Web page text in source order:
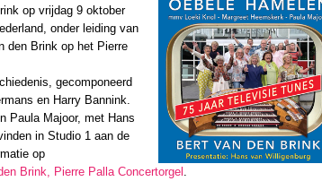
op vrijdag 9 oktober
onder leiding van
den Brink op het Pierre
gecomponeerd
en Harry Bannink.
Paula Majoor, met Hans
in Studio 1 aan de
op
Brink, Pierre Palla Concertorgel .